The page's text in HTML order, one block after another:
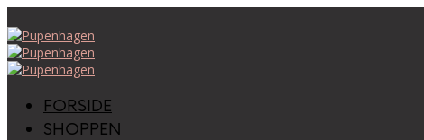
FORSIDE
SHOPPEN